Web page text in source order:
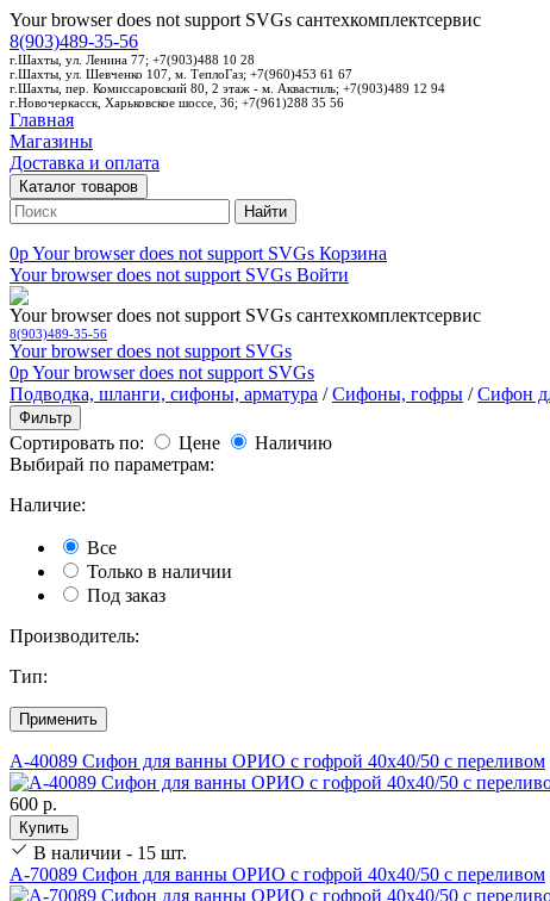
Your browser does not support SVGs сантехкомплектсервис
8(903)489-35-56
г.Шахты, ул. Ленина 77; +7(903)488 10 28
г.Шахты, ул. Шевченко 107, м. ТеплоГаз; +7(960)453 61 67
г.Шахты, пер. Комиссаровский 80, 2 этаж - м. Аквастиль; +7(903)489 12 94
г.Новочеркасск, Харьковское шоссе, 36; +7(961)288 35 56
Главная
Магазины
Доставка и оплата
Каталог товаров
Найти
0pYour browser does not support SVGs Корзина
Your browser does not support SVGs Войти
Your browser does not support SVGs сантехкомплектсервис
8(903)489-35-56
Your browser does not support SVGs
0pYour browser does not support SVGs
Подводка, шланги, сифоны, арматура /Сифоны, гофры /Сифон
Фильтр
Сортировать по: Цене
Наличию
Выбирай по параметрам:
Наличие:
Все
Только в наличии
Под заказ
Производитель:
Тип:
Применить
А-40089 Сифон для ванны ОРИО с гофрой 40х40/50 с переливом
600 р.
Купить
В наличии - 15 шт.
А-70089 Сифон для ванны ОРИО с гофрой 40х40/50 с переливом